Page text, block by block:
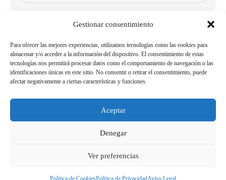
Gestionar consentimiento
Para ofrecer las mejores experiencias, utilizamos tecnologías como las cookies para
almacenar y/o acceder a la información del dispositivo. El consentimiento de estas
tecnologías nos permitirá procesar datos como el comportamiento de navegación o las
identificaciones únicas en este sitio. No consentir o retirar el consentimiento, puede
afectar negativamente a ciertas características y funciones.
Aceptar
Denegar
Ver preferencias
Política de CookiesPolítica de PrivacidadAviso Legal
CATÁLOGO
BLOG
CARROS
CESTAS DE MANO
ACCESORIOS
POLÍTICAS DE CALIDAD Y
MEDIOAMBIENTE
TRABAJA CON NOSOTROS
Copyright 2026© Derechos reservados a SHOP AND ROLL ESPAÑA, SL